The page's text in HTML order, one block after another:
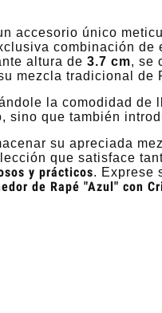
accesorio único
combinación de
altura de 3.7 cm, se
mezcla tradicional de
la comodidad de
sino que también
su apreciada
que satisface
y prácticos. Exprese
de Rapé "Azul" con